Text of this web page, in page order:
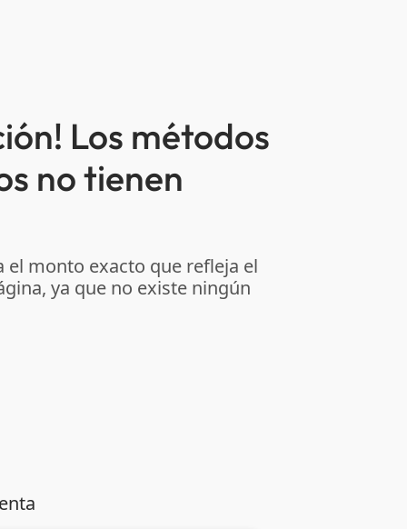
Los métodos
no tienen
el monto exacto que refleja el
ya que no existe ningún